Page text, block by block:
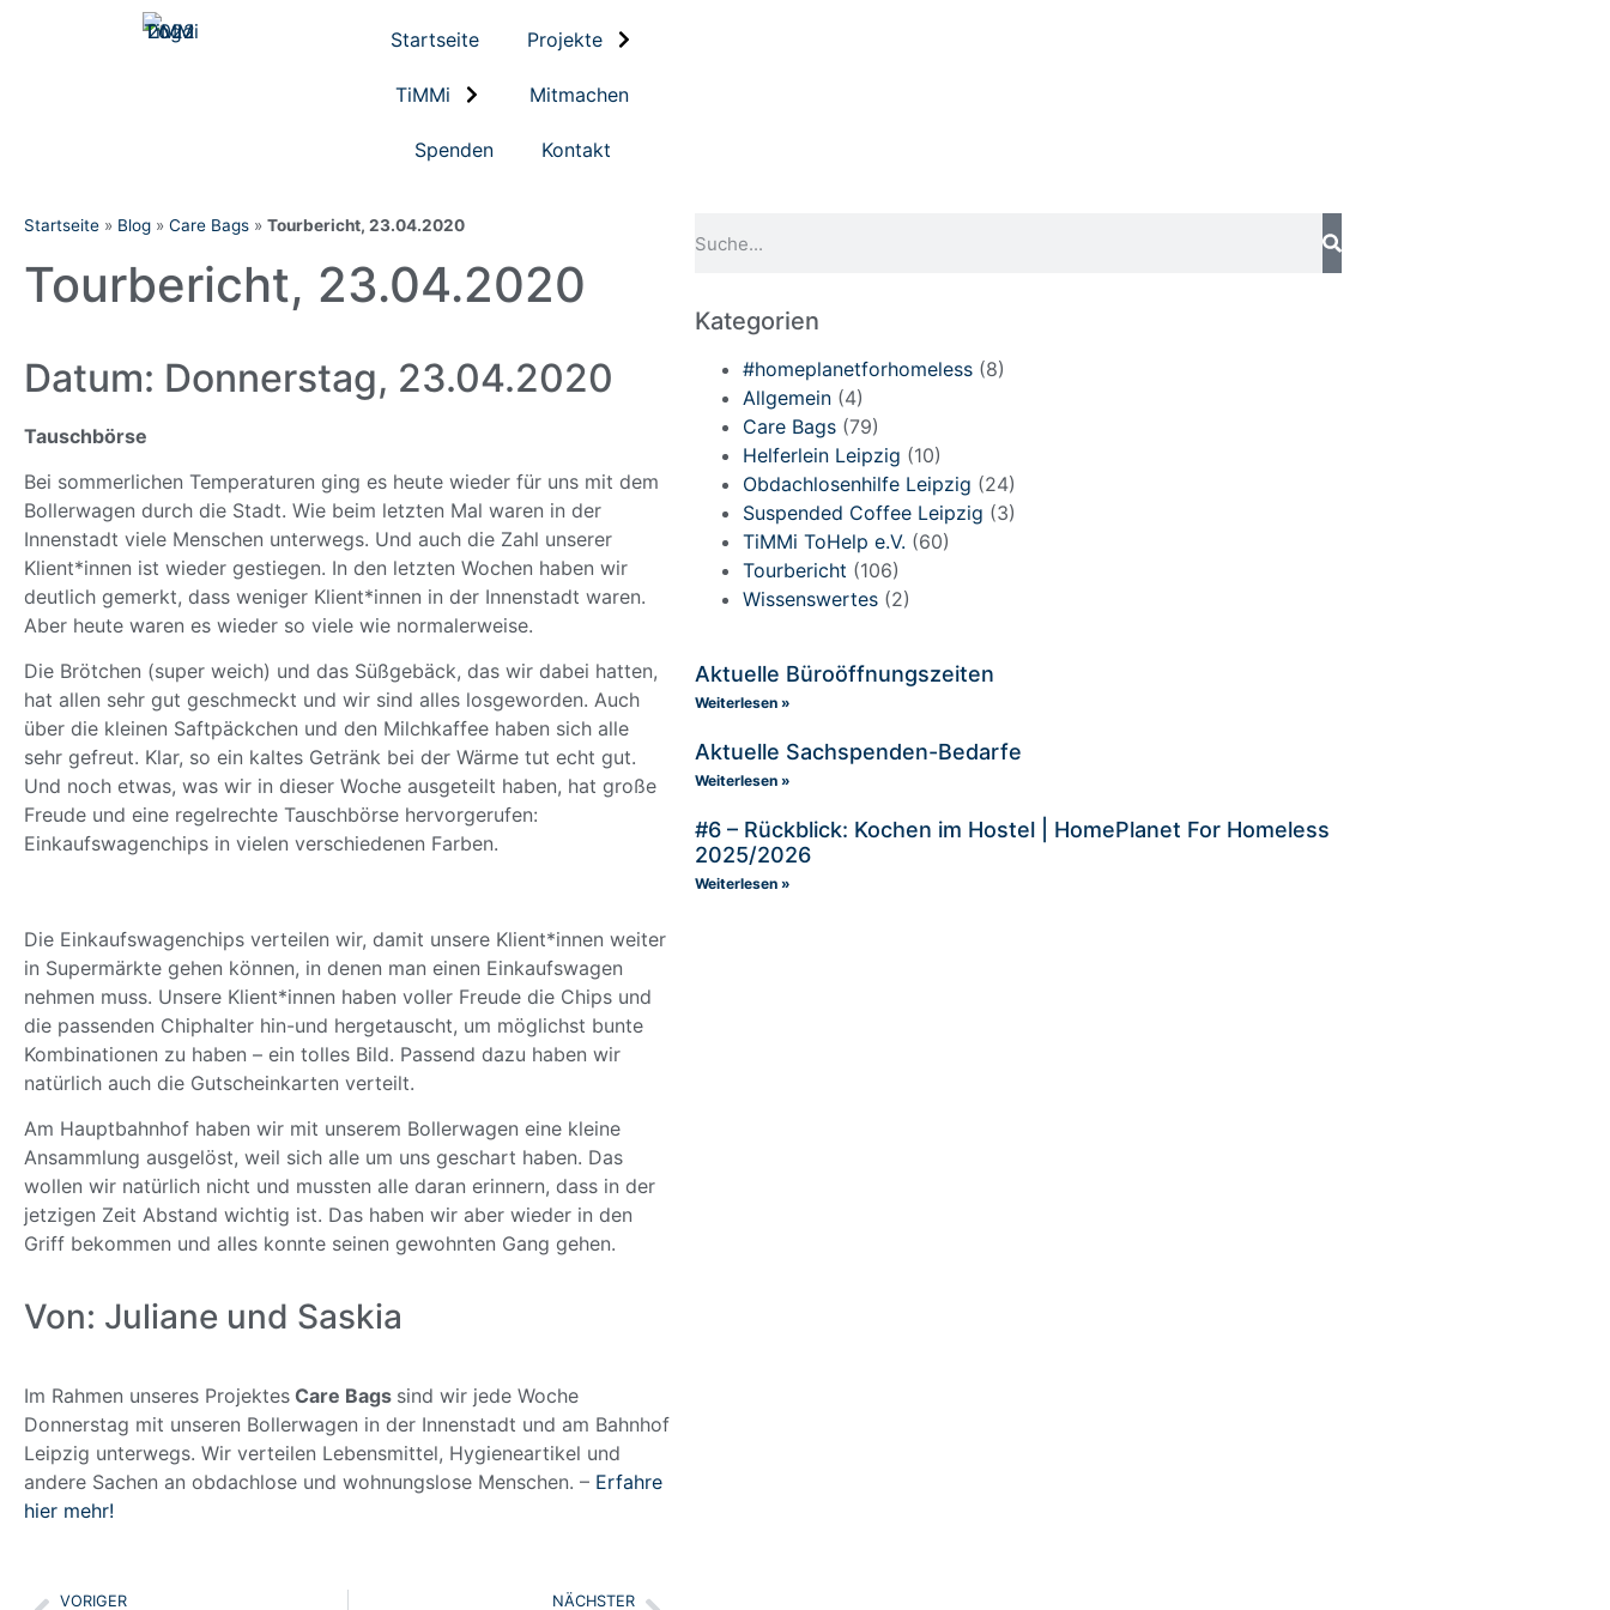
Startseite Projekte
TiMMi Mitmachen
Spenden Kontakt
Startseite » Blog » Care Bags » Tourbericht, 23.04.2020
Tourbericht, 23.04.2020
Datum: Donnerstag, 23.04.2020
Tauschbörse
Bei sommerlichen Temperaturen ging es heute wieder für uns mit dem
Bollerwagen durch die Stadt. Wie beim letzten Mal waren in der
Innenstadt viele Menschen unterwegs. Und auch die Zahl unserer
Klient*innen ist wieder gestiegen. In den letzten Wochen haben wir
deutlich gemerkt, dass weniger Klient*innen in der Innenstadt waren.
Aber heute waren es wieder so viele wie normalerweise.
Die Brötchen (super weich) und das Süßgebäck, das wir dabei hatten,
hat allen sehr gut geschmeckt und wir sind alles losgeworden. Auch
über die kleinen Saftpäckchen und den Milchkaffee haben sich alle
sehr gefreut. Klar, so ein kaltes Getränk bei der Wärme tut echt gut.
Und noch etwas, was wir in dieser Woche ausgeteilt haben, hat große
Freude und eine regelrechte Tauschbörse hervorgerufen:
Einkaufswagenchips in vielen verschiedenen Farben.
Die Einkaufswagenchips verteilen wir, damit unsere Klient*innen weiter
in Supermärkte gehen können, in denen man einen Einkaufswagen
nehmen muss. Unsere Klient*innen haben voller Freude die Chips und
die passenden Chiphalter hin-und hergetauscht, um möglichst bunte
Kombinationen zu haben – ein tolles Bild. Passend dazu haben wir
natürlich auch die Gutscheinkarten verteilt.
Am Hauptbahnhof haben wir mit unserem Bollerwagen eine kleine
Ansammlung ausgelöst, weil sich alle um uns geschart haben. Das
wollen wir natürlich nicht und mussten alle daran erinnern, dass in der
jetzigen Zeit Abstand wichtig ist. Das haben wir aber wieder in den
Griff bekommen und alles konnte seinen gewohnten Gang gehen.
Von: Juliane und Saskia
Im Rahmen unseres Projektes Care Bags sind wir jede Woche
Donnerstag mit unseren Bollerwagen in der Innenstadt und am Bahnhof
Leipzig unterwegs. Wir verteilen Lebensmittel, Hygieneartikel und
andere Sachen an obdachlose und wohnungslose Menschen. – Erfahre
hier mehr!
VORIGER NÄCHSTER
Kategorien
#homeplanetforhomeless (8)
Allgemein (4)
Care Bags (79)
Helferlein Leipzig (10)
Obdachlosenhilfe Leipzig (24)
Suspended Coffee Leipzig (3)
TiMMi ToHelp e.V. (60)
Tourbericht (106)
Wissenswertes (2)
Aktuelle Büroöffnungszeiten
Weiterlesen »
Aktuelle Sachspenden-Bedarfe
Weiterlesen »
#6 – Rückblick: Kochen im Hostel | HomePlanet For Homeless
2025/2026
Weiterlesen »